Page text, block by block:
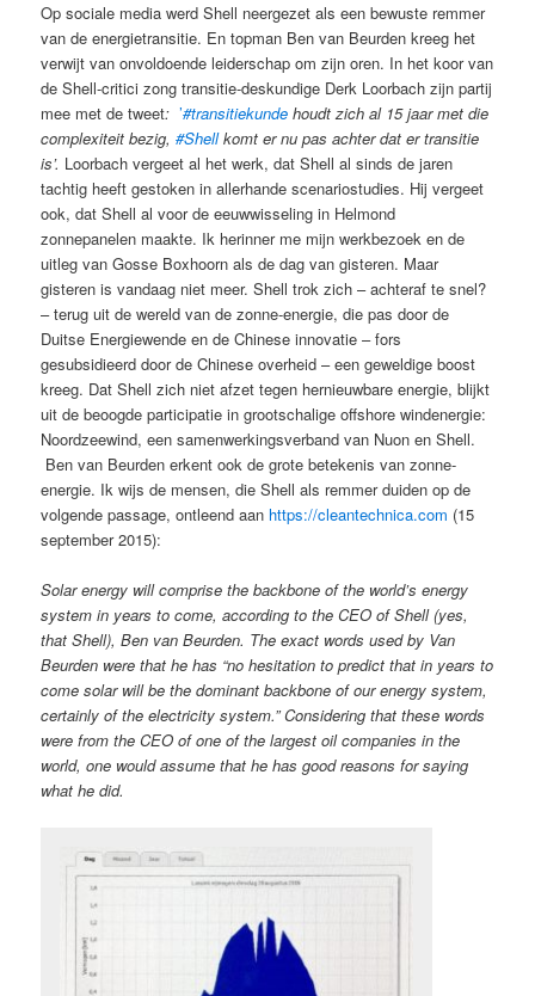
Op sociale media werd Shell neergezet als een bewuste remmer
van de energietransitie. En topman Ben van Beurden kreeg het
verwijt van onvoldoende leiderschap om zijn oren. In het koor van
de Shell-critici zong transitie-deskundige Derk Loorbach zijn partij
mee met de tweet:‪’#transitiekunde houdt zich al 15 jaar met die
complexiteit bezig,#Shellkomt er nu pas achter dat er transitie
is’. Loorbach vergeet al het werk, dat Shell al sinds de jaren
tachtig heeft gestoken in allerhande scenariostudies. Hij vergeet
ook, dat Shell al voor de eeuwwisseling in Helmond
zonnepanelen maakte. Ik herinner me mijn werkbezoek en de
uitleg van Gosse Boxhoorn als de dag van gisteren. Maar
gisteren is vandaag niet meer. Shell trok zich – achteraf te snel?
– terug uit de wereld van de zonne-energie, die pas door de
Duitse Energiewende en de Chinese innovatie – fors
gesubsidieerd door de Chinese overheid – een geweldige boost
kreeg. Dat Shell zich niet afzet tegen hernieuwbare energie, blijkt
uit de beoogde participatie in grootschalige offshore windenergie:
Noordzeewind, een samenwerkingsverband van Nuon en Shell.
Ben van Beurden erkent ook de grote betekenis van zonne-
energie. Ik wijs de mensen, die Shell als remmer duiden op de
volgende passage, ontleend aan https://cleantechnica.com (15
september 2015):
Solar energy will comprise the backbone of the world’s energy
system in years to come, according to the CEO of Shell (yes,
that Shell), Ben van Beurden. The exact words used by Van
Beurden were that he has “no hesitation to predict that in years to
come solar will be the dominant backbone of our energy system,
certainly of the electricity system.” Considering that these words
were from the CEO of one of the largest oil companies in the
world, one would assume that he has good reasons for saying
what he did.